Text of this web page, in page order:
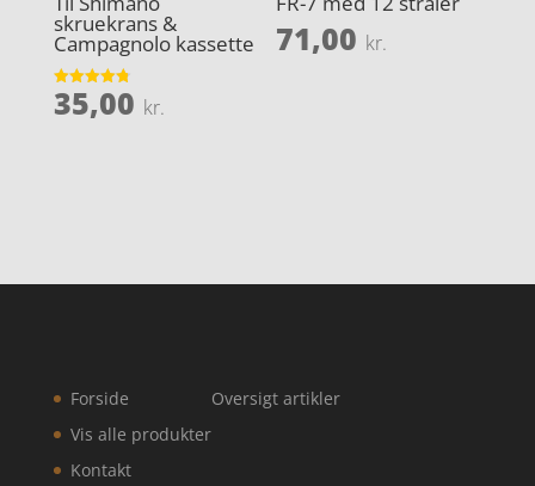
skruekrans &
Campagnolo kassette
Vurderet
4.8
35,00 kr.
71,00 kr.
Forside
Vis alle produkter
Kontakt
Oversigt artikler